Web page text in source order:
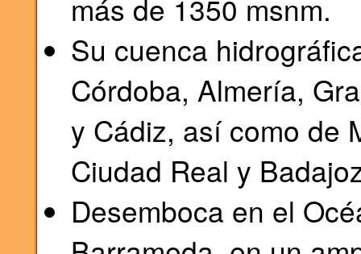
más de 1350 msnm.
Su cuenca
Córdoba, Almería,
y Cádiz, así como de
Ciudad Real y
Desemboca en el